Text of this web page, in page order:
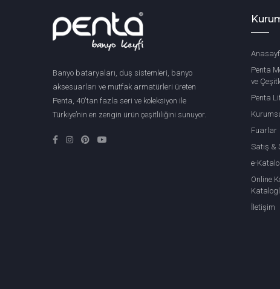
Banyo bataryaları, duş sistemleri, banyo
aksesuarları ve mutfak armatürleri üreten
Penta, 40'tan fazla seri ve koleksiyon ile
Türkiye’nin en zengin ürün çeşitliliğini sunuyor.
Penta
ve
Penta
Fuarlar
Satış &
e-
Online
İletişim